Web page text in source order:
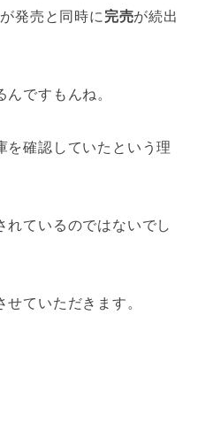
発売と同時に 完売が続出
んですもんね。
を確認していたという理
れているのではないでし
ていただきます。